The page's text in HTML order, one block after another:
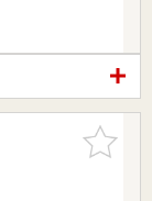
お気に入
りに追加